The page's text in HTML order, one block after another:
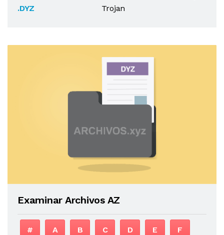
.DYZ
Trojan
Examinar Archivos AZ
# A B C D E F